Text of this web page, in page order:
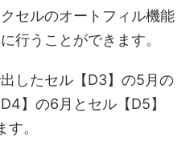
セルのオートフィル機能
行うことができます。
したセル【D3】の5月の
】の6月とセル【D5】
。